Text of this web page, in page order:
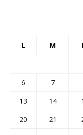
L M
6
7
13
14
20
21